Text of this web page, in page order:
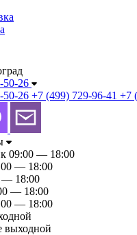
50-26
50-26 +7 (499) 729-96-41 +7
09:00 — 18:00
— 18:00
— 18:00
— 18:00
— 18:00
выходной